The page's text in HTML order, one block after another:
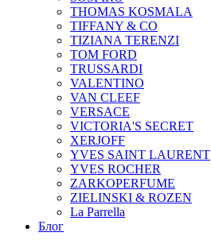
THOMAS KOSMALA
TIFFANY & CO
TIZIANA TERENZI
TOM FORD
TRUSSARDI
VALENTINO
VAN CLEEF
VERSACE
VICTORIA'S SECRET
XERJOFF
YVES SAINT LAURENT
YVES ROCHER
ZARKOPERFUME
ZIELINSKI & ROZEN
La Parrella
Блог